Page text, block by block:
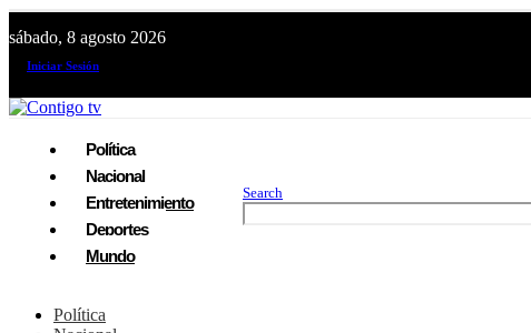
sábado, 8 agosto 2026
Iniciar Sesión
Política
Nacional
Entretenimiento
Deportes
Mundo
Search
Política